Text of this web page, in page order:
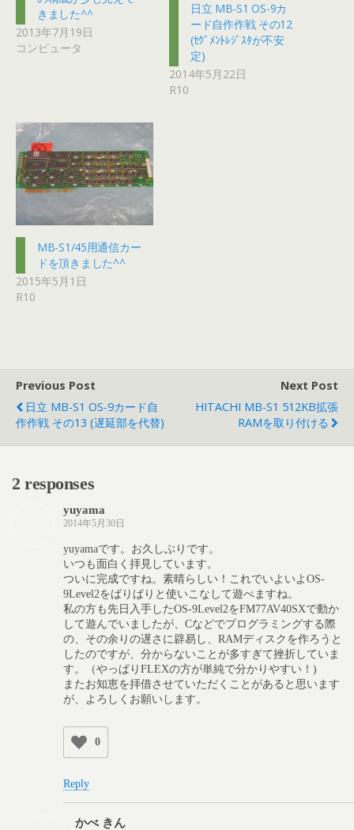
きました^^
2013年7月19日
コンピュータ
日立 MB-S1 OS-9カ
ード自作作戦 その12
(ｾｸﾞﾒﾝﾄﾚｼﾞｽﾀが不安
定)
2014年5月22日
R10
MB-S1/45用通信カー
ドを頂きました^^
2015年5月1日
R10
Previous Post
日立 MB-S1 OS-9カード自
作作戦 その13 (遅延部を代替)
Next Post
HITACHI MB-S1 512KB拡張
RAMを取り付ける
2 responses
yuyama
2014年5月30日
yuyamaです。お久しぶりです。
いつも面白く拝見しています。
ついに完成ですね。素晴らしい！これでいよいよOS-
9Level2をばりばりと使いこなして遊べますね。
私の方も先日入手したOS-9Level2をFM77AV40SXで動か
して遊んでいましたが、Cなどでプログラミングする際
の、その余りの遅さに辟易し、RAMディスクを作ろうと
したのですが、分からないことが多すぎて挫折していま
す。（やっぱりFLEXの方が単純で分かりやすい！)
またお知恵を拝借させていただくことがあると思います
が、よろしくお願いします。
0
Reply
かべ きん